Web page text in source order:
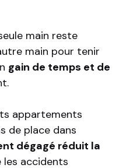
main reste
main pour tenir
gain de temps et de
appartements
de place dans
dégagé réduit la
les accidents